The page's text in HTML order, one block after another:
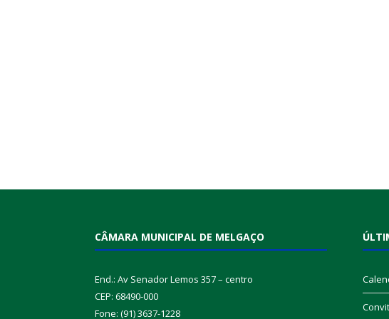
CÂMARA MUNICIPAL DE MELGAÇO
End.: Av Senador Lemos 357 – centro
CEP: 68490-000
Fone: (91) 3637-1228